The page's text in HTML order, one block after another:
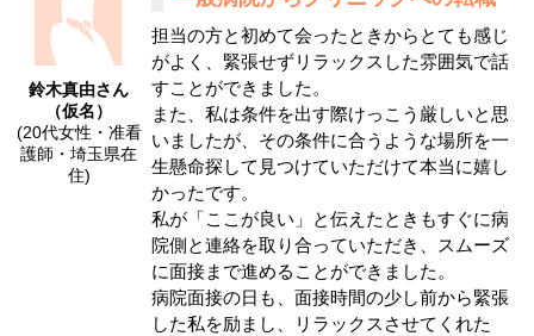
鈴木真由さん
（仮名）
(20代女性・准看
護師・埼玉県在
住)
担当の方と初めて会ったときからとても感じ
がよく、緊張せずリラックスした雰囲気で話
すことができました。
また、私は条件を出す際けっこう厳しいと思
いましたが、その条件に合うような場所を一
生懸命探して見つけていただけて本当に嬉し
かったです。
私が「ここが良い」と伝えたときもすぐに病
院側と連絡を取り合っていただき、スムーズ
に面接まで進めることができました。
病院面接の日も、面接時間の少し前から緊張
した私を励まし、リラックスさせてくれた